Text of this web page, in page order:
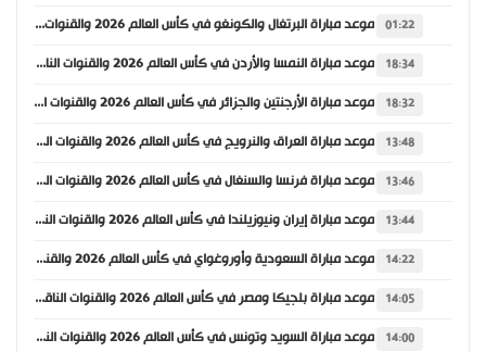
01:22 موعد مباراة البرتغال والكونغو في كأس العالم 2026 والقنوات الناقلة
18:34 موعد مباراة النمسا والأردن في كأس العالم 2026 والقنوات الناقلة
18:32 موعد مباراة الأرجنتين والجزائر في كأس العالم 2026 والقنوات الناقلة
13:48 موعد مباراة العراق والنرويج في كأس العالم 2026 والقنوات الناقلة
13:46 موعد مباراة فرنسا والسنغال في كأس العالم 2026 والقنوات الناقلة
13:44 موعد مباراة إيران ونيوزيلندا في كأس العالم 2026 والقنوات الناقلة
14:22 موعد مباراة السعودية وأوروغواي في كأس العالم 2026 والقنوات الناقلة
14:05 موعد مباراة بلجيكا ومصر في كأس العالم 2026 والقنوات الناقلة
14:00 موعد مباراة السويد وتونس في كأس العالم 2026 والقنوات الناقلة